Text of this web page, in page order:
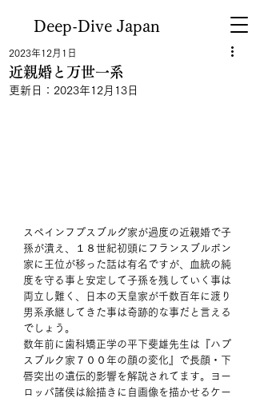
Deep-Dive Japan
近親婚と万世一系
2023年12月1日
更新日： 2023年12月13日
スペインフプスブルグ家が過度の近親婚で子
孫が潰え、１８世紀初頭にフランスブルボン
家に王位が移った話は有名ですが、血統の純
度を守る事と安定して子孫を残していく事は
両立し難く、日本の天皇家が千数百年に渡り
男系承継してきた事は奇跡的な事だと言える
でしょう。
数年前に歯科矯正学の平下斐雄先生は『ハプ
スブルク家７００年の顔の変化』で長顔・下
唇突出の遺伝的影響を解説されてます。ヨー
ロッパ諸侯は絵描きに自画像を描かせるケー